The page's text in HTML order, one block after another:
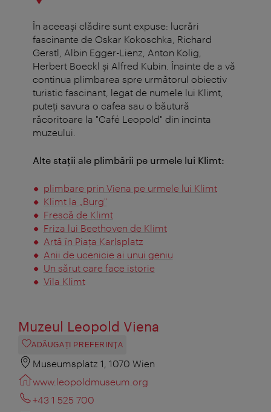
În aceeaşi clădire sunt expuse: lucrări
fascinante de Oskar Kokoschka, Richard
Gerstl, Albin Egger-Lienz, Anton Kolig,
Herbert Boeckl şi Alfred Kubin. Înainte de a vă
continua plimbarea spre următorul obiectiv
turistic fascinant, legat de numele lui Klimt,
puteţi savura o cafea sau o băutură
răcoritoare la "Café Leopold" din incinta
muzeului.
Alte staţii ale plimbării pe urmele lui Klimt:
plimbare prin Viena pe urmele lui Klimt
Klimt la „Burg"
Frescă de Klimt
Friza lui Beethoven de Klimt
Artă în Piaţa Karlsplatz
Anii de ucenicie ai unui geniu
Un sărut care face istorie
Vila Klimt
Muzeul Leopold Viena
ADĂUGAȚI PREFERINŢA
Museumsplatz 1, 1070 Wien
www.leopoldmuseum.org
+43 1 525 700